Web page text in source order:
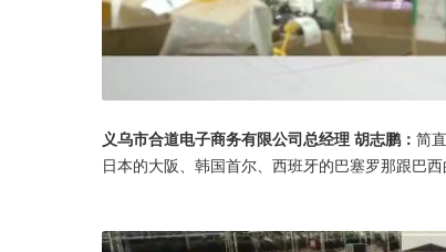
义乌市合道电子商务有限公司总经理 胡志鹏： 简
日本的大阪、韩国首尔、西班牙的巴塞罗那跟巴西